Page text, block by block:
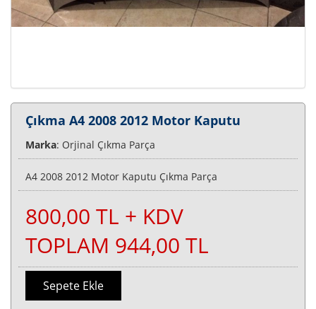
Çıkma A4 2008 2012 Motor Kaputu
Marka: Orjinal Çıkma Parça
A4 2008 2012 Motor Kaputu Çıkma Parça
800,00 TL + KDV
TOPLAM 944,00 TL
Sepete Ekle